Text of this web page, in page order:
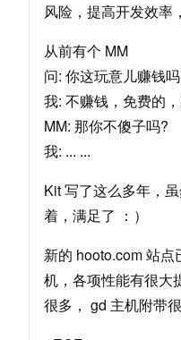
风险，提高开发效率
从前有个 MM
问: 你这玩意儿赚钱吗
我: 不赚钱，免费的
MM: 那你不傻子吗?
我: ... ...
Kit 写了这么多年，
着，满足了 ：）
新的 hooto.com 站
机，各项性能有很大
很多， gd 主机附带